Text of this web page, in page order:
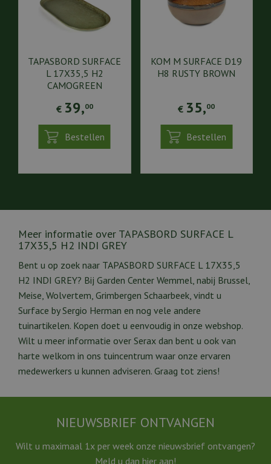
TAPASBORD SURFACE
L 17X35,5 H2
CAMOGREEN
€ 39,00
Bestellen
KOM M SURFACE D19
H8 RUSTY BROWN
€ 35,00
Bestellen
Meer informatie over TAPASBORD SURFACE L
17X35,5 H2 INDI GREY
Bent u op zoek naar TAPASBORD SURFACE L 17X35,5
H2 INDI GREY? Bij Garden Center Wemmel, nabij Brussel,
Meise, Wolvertem, Grimbergen Schaarbeek, vindt u
Surface by Sergio Herman en nog vele andere
tuinartikelen. Kopen doet u eenvoudig in onze webshop.
Wilt u meer informatie over Serax dan bent u ook van
harte welkom in ons tuincentrum waar onze ervaren
medewerkers u kunnen adviseren. Graag tot ziens!
NIEUWSBRIEF ONTVANGEN
Wilt u maximaal 1x per week onze nieuwsbrief ontvangen?
Meld u dan hier aan!